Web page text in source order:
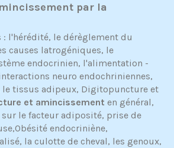
par la
: l'hérédité, le dérèglement du
causes latrogéniques, le
endocrinien, l'alimentation -
neuro endochriniennes,
le tissus adipeux, Digitopuncture et
et amincissement en général,
le facteur adiposité, prise de
endocriniène,
la culotte de cheval, les genoux,